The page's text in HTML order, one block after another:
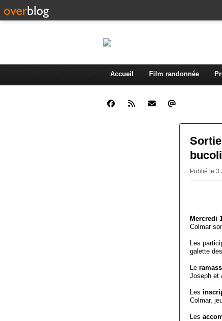
Accueil Film randonnée
Publié le 3
Mercredi
Colmar
Les
galette
Le
Joseph et
Les
Colmar,
Les